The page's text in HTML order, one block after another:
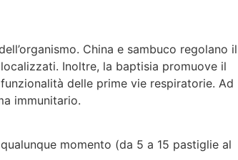
China e sambuco regolano il
Inoltre, la baptisia promuove il
delle prime vie respiratorie. Ad
immunitario.
momento (da 5 a 15 pastiglie al